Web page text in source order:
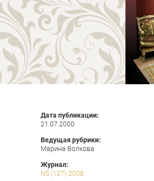
Дата публикации:
21.07.2000
Ведущая рубрики:
Марина Волкова
Журнал:
N5 (127) 2008